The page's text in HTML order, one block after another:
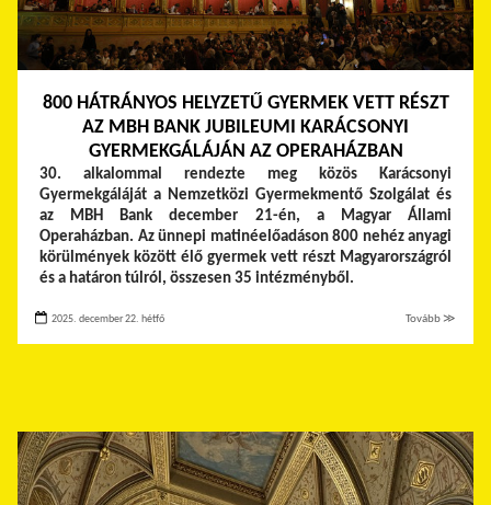
800 HÁTRÁNYOS HELYZETŰ GYERMEK VETT RÉSZT
AZ MBH BANK JUBILEUMI KARÁCSONYI
GYERMEKGÁLÁJÁN AZ OPERAHÁZBAN
30. alkalommal rendezte meg közös Karácsonyi
Gyermekgáláját a Nemzetközi Gyermekmentő Szolgálat és
az MBH Bank december 21-én, a Magyar Állami
Operaházban. Az ünnepi matinéelőadáson 800 nehéz anyagi
körülmények között élő gyermek vett részt Magyarországról
és a határon túlról, összesen 35 intézményből.
2025. december 22. hétfő Tovább ≫